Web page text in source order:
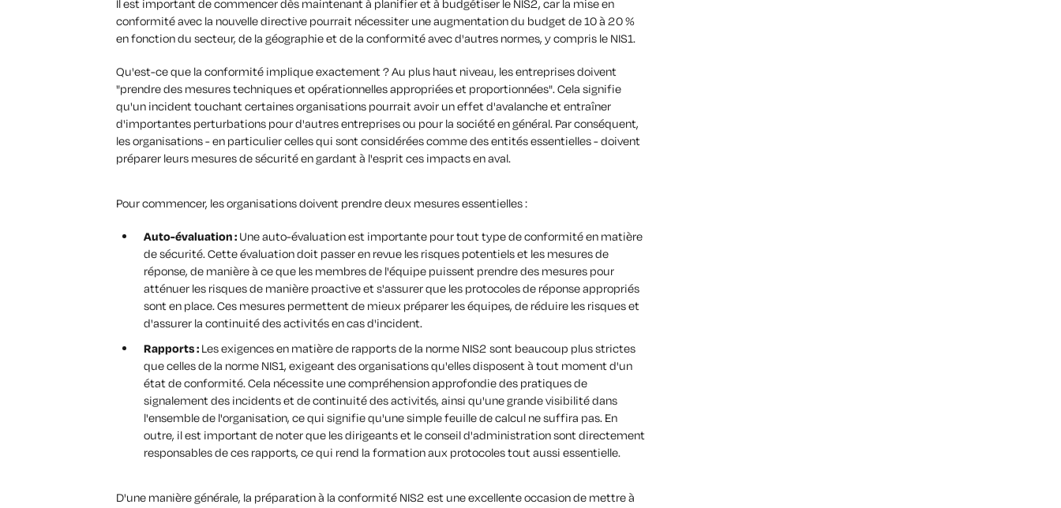
Il est important de commencer dès maintenant à planifier et à budgétiser le NIS2, car la mise en
conformité avec la nouvelle directive pourrait nécessiter une augmentation du budget de 10 à 20 %
en fonction du secteur, de la géographie et de la conformité avec d'autres normes, y compris le NIS1.
Qu'est-ce que la conformité implique exactement ? Au plus haut niveau, les entreprises doivent
"prendre des mesures techniques et opérationnelles appropriées et proportionnées". Cela signifie
qu'un incident touchant certaines organisations pourrait avoir un effet d'avalanche et entraîner
d'importantes perturbations pour d'autres entreprises ou pour la société en général. Par conséquent,
les organisations - en particulier celles qui sont considérées comme des entités essentielles - doivent
préparer leurs mesures de sécurité en gardant à l'esprit ces impacts en aval.
Pour commencer, les organisations doivent prendre deux mesures essentielles :
Auto-évaluation : Une auto-évaluation est importante pour tout type de conformité en matière
de sécurité. Cette évaluation doit passer en revue les risques potentiels et les mesures de
réponse, de manière à ce que les membres de l'équipe puissent prendre des mesures pour
atténuer les risques de manière proactive et s'assurer que les protocoles de réponse appropriés
sont en place. Ces mesures permettent de mieux préparer les équipes, de réduire les risques et
d'assurer la continuité des activités en cas d'incident.
Rapports : Les exigences en matière de rapports de la norme NIS2 sont beaucoup plus strictes
que celles de la norme NIS1, exigeant des organisations qu'elles disposent à tout moment d'un
état de conformité. Cela nécessite une compréhension approfondie des pratiques de
signalement des incidents et de continuité des activités, ainsi qu'une grande visibilité dans
l'ensemble de l'organisation, ce qui signifie qu'une simple feuille de calcul ne suffira pas. En
outre, il est important de noter que les dirigeants et le conseil d'administration sont directement
responsables de ces rapports, ce qui rend la formation aux protocoles tout aussi essentielle.
D'une manière générale, la préparation à la conformité NIS2 est une excellente occasion de mettre à